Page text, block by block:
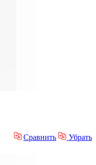
Сравнить
Убрать